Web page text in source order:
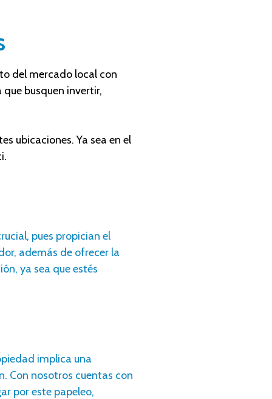
del mercado local con
busquen invertir,
ubicaciones. Ya sea en el
pues propician el
además de ofrecer la
ya sea que estés
implica una
Con nosotros cuentas con
por este papeleo,